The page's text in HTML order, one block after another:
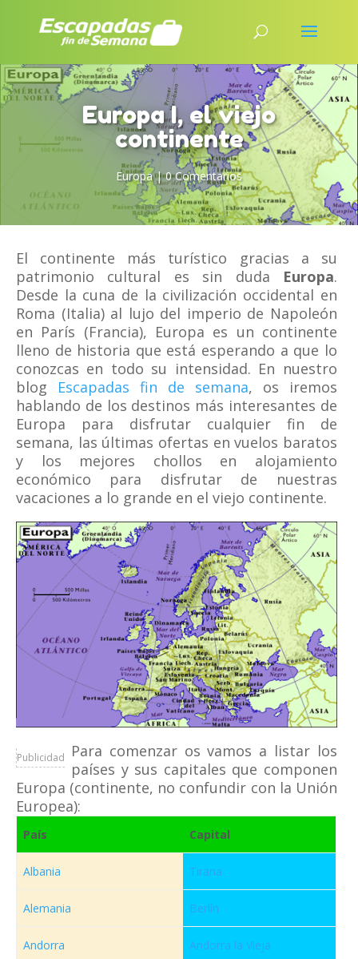
Europa I, el viejo
continente
Europa|0 Comentarios
El continente más turístico gracias a su
patrimonio cultural es sin duda Europa.
Desde la cuna de la civilización occidental en
Roma (Italia) al lujo del imperio de Napoleón
en París (Francia), Europa es un continente
lleno de historia que está esperando a que lo
conozcas en todo su intensidad. En nuestro
blog Escapadas fin de semana, os iremos
hablando de los destinos más interesantes de
Europa para disfrutar cualquier fin de
semana, las últimas ofertas en vuelos baratos
y los mejores chollos en alojamiento
económico para disfrutar de nuestras
vacaciones a lo grande en el viejo continente.
Publicidad
Para comenzar os vamos a listar los
países y sus capitales que componen
Europa (continente, no confundir con la Unión
Europea):
País Capital
Albania Tirana
Alemania Berlín
Andorra Andorra la Vieja